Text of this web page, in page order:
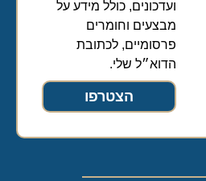
ועדכונים, כולל מידע על
מבצעים וחומרים
פרסומיים, לכתובת
הדוא״ל שלי.
הצטרפו